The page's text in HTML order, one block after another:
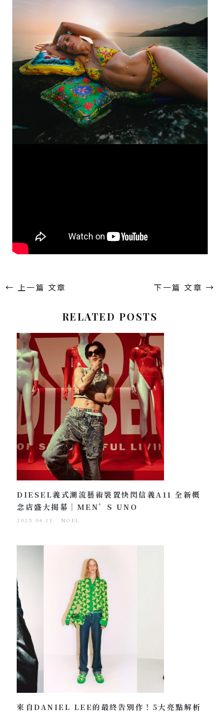
← 上一篇 文章 下一篇 文章 →
RELATED POSTS
DIESEL義式潮流藝術裝置快閃信義A11 全新概
念店盛大揭幕｜MEN’S UNO
2025-04-11 NOEL
來自DANIEL LEE的最終告別作！5大亮點解析